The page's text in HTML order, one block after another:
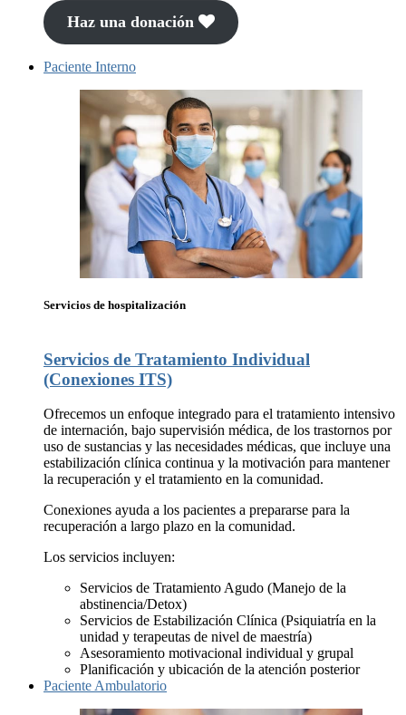
Haz una donación
Paciente Interno
Servicios de hospitalización
Servicios de Tratamiento Individual
(Conexiones ITS)
Ofrecemos un enfoque integrado para el tratamiento intensivo
de internación, bajo supervisión médica, de los trastornos por
uso de sustancias y las necesidades médicas, que incluye una
estabilización clínica continua y la motivación para mantener
la recuperación y el tratamiento en la comunidad.
Conexiones ayuda a los pacientes a prepararse para la
recuperación a largo plazo en la comunidad.
Los servicios incluyen:
Servicios de Tratamiento Agudo (Manejo de la
abstinencia/Detox)
Servicios de Estabilización Clínica (Psiquiatría en la
unidad y terapeutas de nivel de maestría)
Asesoramiento motivacional individual y grupal
Planificación y ubicación de la atención posterior
Paciente Ambulatorio